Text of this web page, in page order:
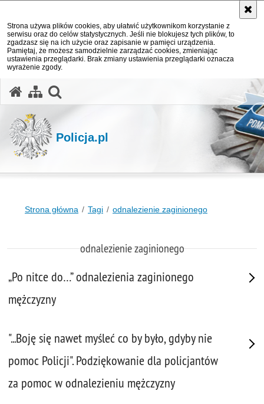
Strona używa plików cookies, aby ułatwić użytkownikom korzystanie z
serwisu oraz do celów statystycznych. Jeśli nie blokujesz tych plików, to
zgadzasz się na ich użycie oraz zapisanie w pamięci urządzenia.
Pamiętaj, że możesz samodzielnie zarządzać cookies, zmieniając
ustawienia przeglądarki. Brak zmiany ustawienia przeglądarki oznacza
wyrażenie zgody.
Policja.pl
Strona główna Tagi odnalezienie zaginionego
odnalezienie zaginionego
„Po nitce do…” odnalezienia zaginionego
mężczyzny
"...Boję się nawet myśleć co by było, gdyby nie
pomoc Policji". Podziękowanie dla policjantów
za pomoc w odnalezieniu mężczyzny